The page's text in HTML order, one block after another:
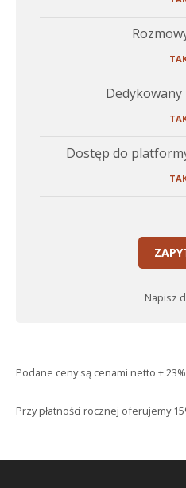
Dostęp do
Napisz
Podane ceny są cenami netto +
Przy płatności rocznej oferujemy